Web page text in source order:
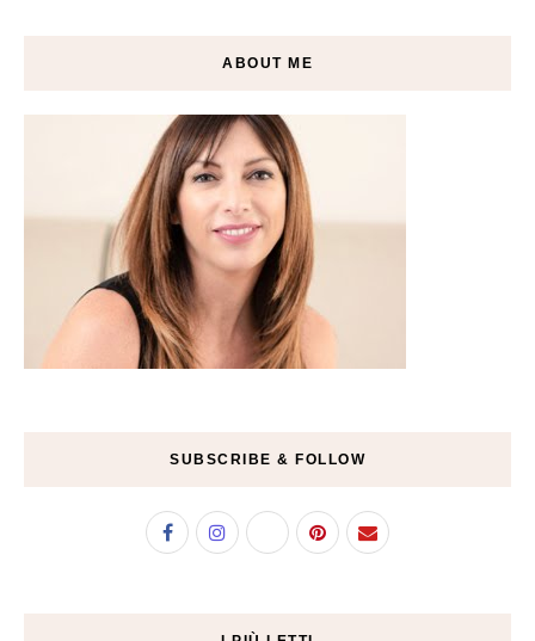
ABOUT ME
SUBSCRIBE & FOLLOW